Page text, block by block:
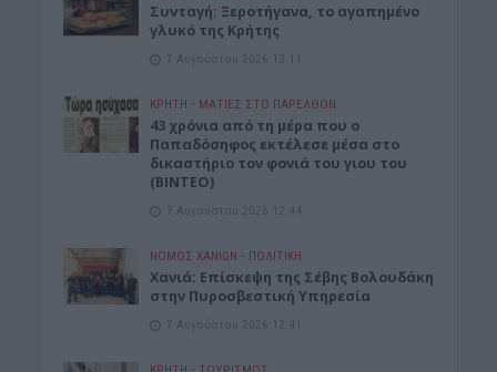
Συνταγή: Ξεροτήγανα, το αγαπημένο
γλυκό της Κρήτης
7 Αυγούστου 2026 13:11
ΚΡΗΤΗ • ΜΑΤΙΕΣ ΣΤΟ ΠΑΡΕΛΘΟΝ
43 χρόνια από τη μέρα που ο
Παπαδόσηφος εκτέλεσε μέσα στο
δικαστήριο τον φονιά του γιου του
(ΒΙΝΤΕΟ)
7 Αυγούστου 2026 12:44
ΝΟΜΌΣ ΧΑΝΊΩΝ • ΠΟΛΙΤΙΚΗ
Xανιά: Επίσκεψη της Σέβης Βολουδάκη
στην Πυροσβεστική Υπηρεσία
7 Αυγούστου 2026 12:41